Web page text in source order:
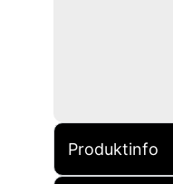
Produktinfo